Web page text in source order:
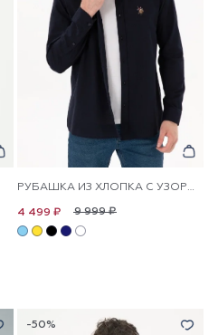
РУБАШКА ИЗ ХЛОПКА С УЗОРОМ ПРЯМАЯ
9 999 ₽
4 499 ₽
-50%